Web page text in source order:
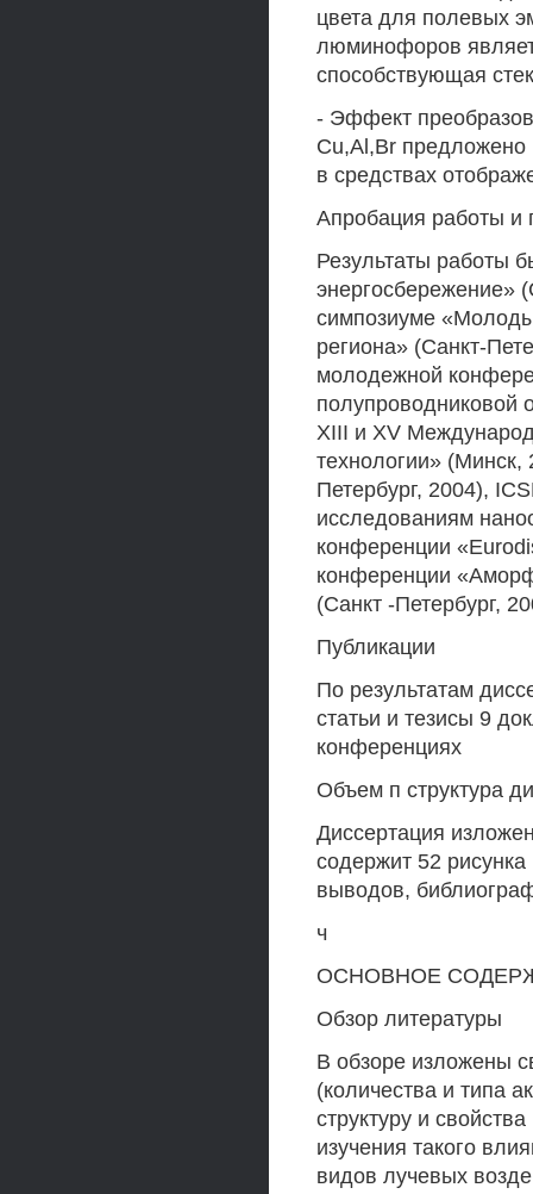
цвета для полевых
люминофоров
способствующая
- Эффект
Cu,Al,Br предложено
в средствах
Апробация работы и
Результаты работы
энергосбережение»
симпозиуме
региона» (Санкт-
молодежной
полупроводниковой
XIII и XV
технологии»
Петербург, 2004),
исследованиям
конференции
конференции
(Санкт -Петербург,
Публикации
По результатам
статьи и тезисы 9
конференциях
Объем п структура
Диссертация
содержит 52
выводов,
ч
ОСНОВНОЕ
Обзор литературы
В обзоре изложены
(количества и типа
структуру и
изучения такого
видов лучевых